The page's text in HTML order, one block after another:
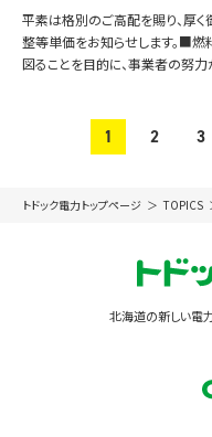
平素は格別のご高配を賜り、厚
整等単価をお知らせします。■
図ることを目的に、事業者の努
1 2 3
トドック電力トップページ TOPICS
北海道の新しい電